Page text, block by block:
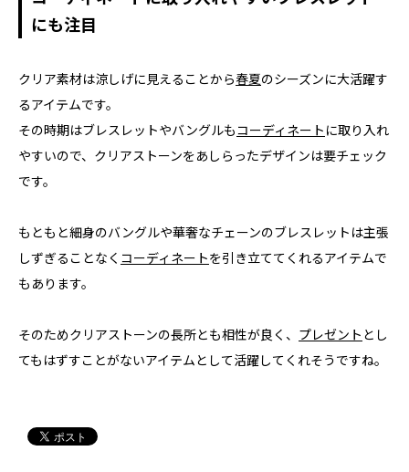
にも注目
クリア素材は涼しげに見えることから春夏のシーズンに大活躍す
るアイテムです。
その時期はブレスレットやバングルもコーディネート に取り入れ
やすいので、クリアストーンをあしらったデザインは要チェック
です。
もともと細身のバングルや華奢なチェーンのブレスレットは主張
しずぎることなく コーディネートを引き立ててくれるアイテムで
もあります。
そのためクリアストーンの長所とも相性が良く、 プレゼント とし
てもはずすことがないアイテムとして活躍してくれそうですね。